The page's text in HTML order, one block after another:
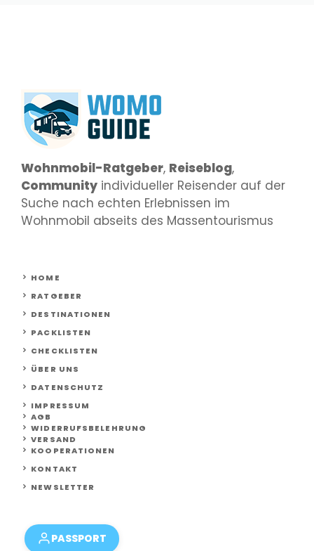
Wohnmobil-Ratgeber, Reiseblog,
Community individueller Reisender auf der
Suche nach echten Erlebnissen im
Wohnmobil abseits des Massentourismus
HOME
RATGEBER
DESTINATIONEN
PACKLISTEN
CHECKLISTEN
ÜBER UNS
DATENSCHUTZ
IMPRESSUM
AGB
WIDERRUFSBELEHRUNG
VERSAND
KOOPERATIONEN
KONTAKT
NEWSLETTER
PASSPORT